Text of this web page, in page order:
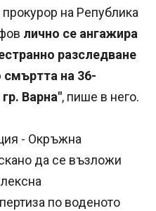
на Република
лично се ангажира
разследване
смъртта на 36-
Варна", пише в него.
- Окръжна
да се възложи
по воденото